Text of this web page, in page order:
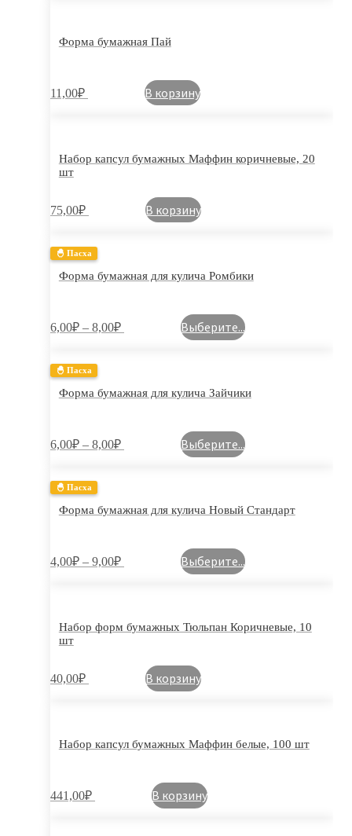
Форма бумажная Пай
11,00₽ В корзину
Набор капсул бумажных Маффин коричневые, 20
шт
75,00₽ В корзину
🐣 Пасха
Форма бумажная для кулича Ромбики
6,00₽ – 8,00₽ Выберите...
🐣 Пасха
Форма бумажная для кулича Зайчики
6,00₽ – 8,00₽ Выберите...
🐣 Пасха
Форма бумажная для кулича Новый Стандарт
4,00₽ – 9,00₽ Выберите...
Набор форм бумажных Тюльпан Коричневые, 10
шт
40,00₽ В корзину
Набор капсул бумажных Маффин белые, 100 шт
441,00₽ В корзину